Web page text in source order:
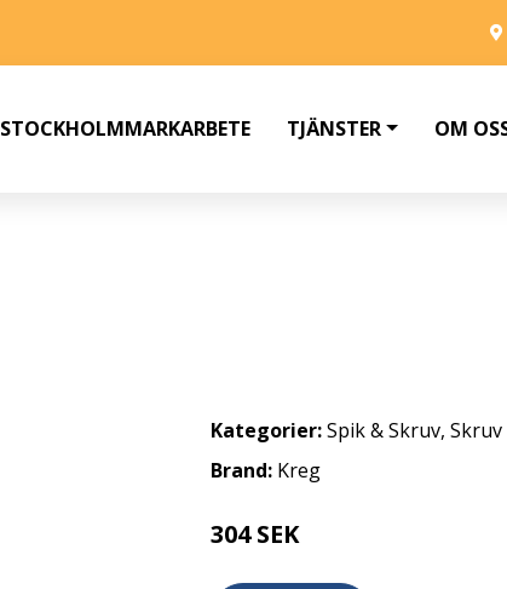
STOCKHOLMMARKARBETE TJÄNSTER OM
Kategorier:Spik & Skruv, Skruv
Brand: Kreg
304 SEK